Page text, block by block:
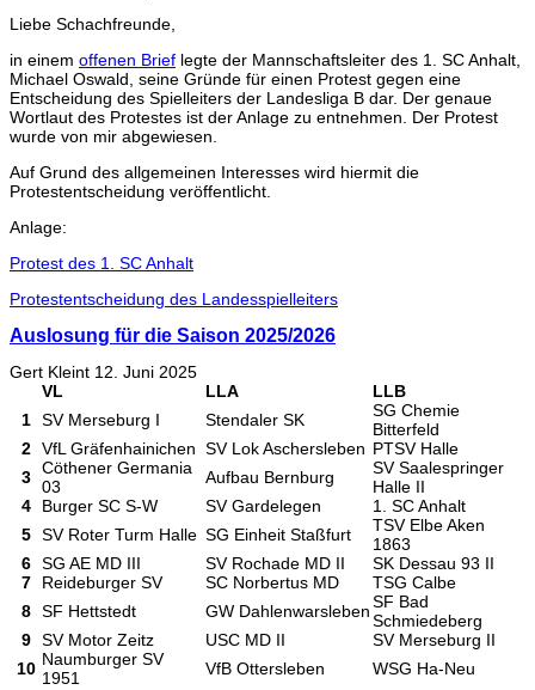
Liebe Schachfreunde,
in einem offenen Brief legte der Mannschaftsleiter des 1. SC Anhalt,
Michael Oswald, seine Gründe für einen Protest gegen eine
Entscheidung des Spielleiters der Landesliga B dar. Der genaue
Wortlaut des Protestes ist der Anlage zu entnehmen. Der Protest
wurde von mir abgewiesen.
Auf Grund des allgemeinen Interesses wird hiermit die
Protestentscheidung veröffentlicht.
Anlage:
Protest des 1. SC Anhalt
Protestentscheidung des Landesspielleiters
Auslosung für die Saison 2025/2026
Gert Kleint 12. Juni 2025
VL
LLA
LLB
1 SV Merseburg I Stendaler SK
SG Chemie
Bitterfeld
2 VfL Gräfenhainichen SV Lok Aschersleben PTSV Halle
3 Cöthener Germania
03
Aufbau Bernburg
SV Saalespringer
Halle II
4
Burger SC S-W SV Gardelegen
1. SC Anhalt
5 SV Roter Turm Halle SG Einheit Staßfurt
TSV Elbe Aken
1863
6 SG AE MD III SV Rochade MD II
SK Dessau 93 II
7
Reideburger SV SC Norbertus MD
TSG Calbe
8 SF Hettstedt GW DahlenwarslebenSF Bad
Schmiedeberg
9 SV Motor Zeitz USC MD II
SV Merseburg II
10 Naumburger SV
1951
VfB Ottersleben WSG Ha-Neu